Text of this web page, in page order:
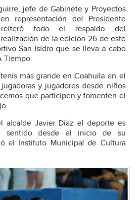
jefe de Gabinete y Proyectos
representación del Presidente
reiteró todo el respaldo del
de la edición 26 de este
San Isidro que se lleva a cabo
Tiempo.
más grande en Coahuila en el
y jugadores desde niños
que participen y fomenten el
alcalde Javier Díaz el deporte es
sentido desde el inicio de su
el Instituto Municipal de Cultura